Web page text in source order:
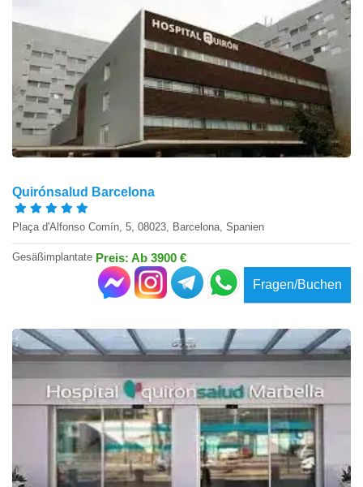
Quirónsalud Barcelona
Plaça d'Alfonso Comín, 5, 08023, Barcelona, Spanien
Gesäßimplantate Preis: Ab 3900 €
Fragen/Buchen